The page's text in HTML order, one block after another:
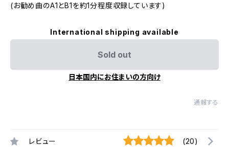
(お勧め曲のA1とB1を約1分程度収録しています)
International shipping available
Sold out
日本国内にお住まいの方向け
通報する
レビュー (20)